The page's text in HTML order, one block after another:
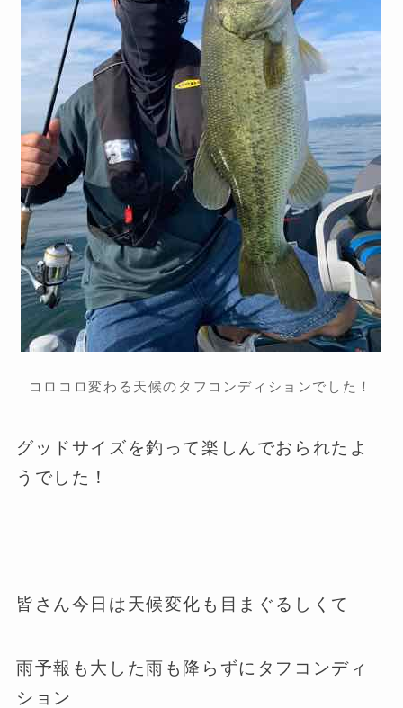
コロコロ変わる天候のタフコンディションでした！
グッドサイズを釣って楽しんでおられたよ
うでした！
皆さん今日は天候変化も目まぐるしくて
雨予報も大した雨も降らずにタフコンディ
ション